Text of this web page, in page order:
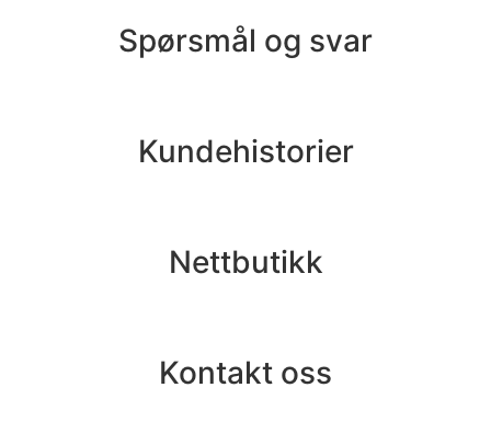
Spørsmål og svar
Kundehistorier
Nettbutikk
Kontakt oss